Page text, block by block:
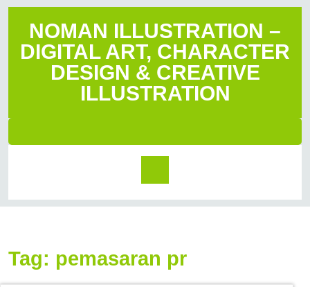
NOMAN ILLUSTRATION –
DIGITAL ART, CHARACTER
DESIGN & CREATIVE
ILLUSTRATION
Tag: pemasaran pr